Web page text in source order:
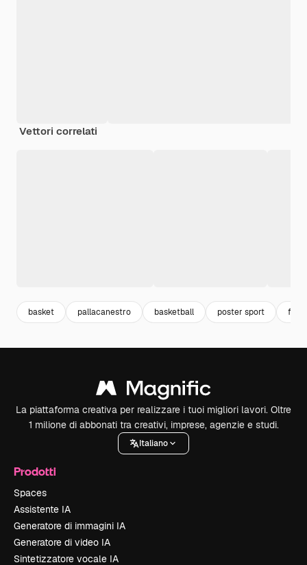
Vettori correlati
basket pallacanestro basketball poster sport
La piattaforma creativa per realizzare i tuoi migliori lavori. Oltre
1 milione di abbonati tra creativi, imprese, agenzie e studi.
Italiano
Prodotti
Spaces
Assistente IA
Generatore di immagini IA
Generatore di video IA
Sintetizzatore vocale IA